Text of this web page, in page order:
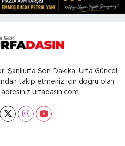
Şanlıurfa Son Dakika, Urfa Güncel
takip etmeniz için doğru olan
adresiniz urfadasin.com